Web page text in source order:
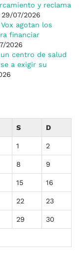
y reclama
29/07/2026
agotan los
financiar
2026
centro de salud
a exigir su
S D
1 2
8 9
15 16
22 23
29 30